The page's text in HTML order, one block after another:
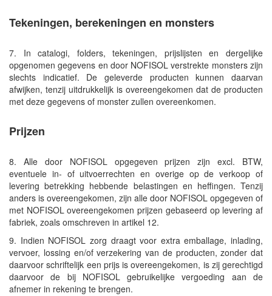
Tekeningen, berekeningen en monsters
7. In catalogi, folders, tekeningen, prijslijsten en dergelijke
opgenomen gegevens en door NOFISOL verstrekte monsters zijn
slechts indicatief. De geleverde producten kunnen daarvan
afwijken, tenzij uitdrukkelijk is overeengekomen dat de producten
met deze gegevens of monster zullen overeenkomen.
Prijzen
8. Alle door NOFISOL opgegeven prijzen zijn excl. BTW,
eventuele in- of uitvoerrechten en overige op de verkoop of
levering betrekking hebbende belastingen en heffingen. Tenzij
anders is overeengekomen, zijn alle door NOFISOL opgegeven of
met NOFISOL overeengekomen prijzen gebaseerd op levering af
fabriek, zoals omschreven in artikel 12.
9. Indien NOFISOL zorg draagt voor extra emballage, inlading,
vervoer, lossing en/of verzekering van de producten, zonder dat
daarvoor schriftelijk een prijs is overeengekomen, is zij gerechtigd
daarvoor de bij NOFISOL gebruikelijke vergoeding aan de
afnemer in rekening te brengen.